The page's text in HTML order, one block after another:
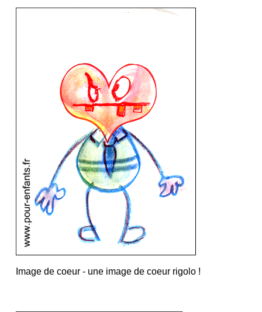
Image de coeur- une image de coeur rigolo !